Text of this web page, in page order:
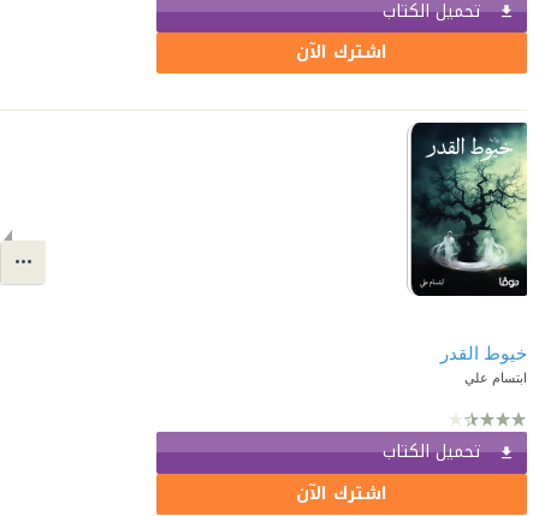
تحميل الكتاب
اشترك الآن
خيوط القدر
ابتسام علي
تحميل الكتاب
اشترك الآن